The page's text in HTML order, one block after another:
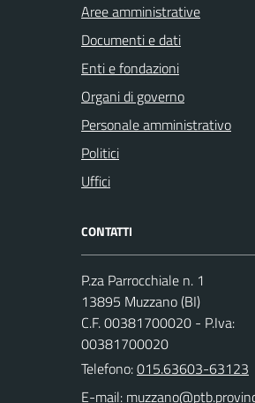
Aree amministrative
Documenti e dati
Enti e fondazioni
Organi di governo
Personale amministrativo
Politici
Uffici
CONTATTI
P.za Parrocchiale n. 1
13895 Muzzano (BI)
C.F. 00381700020 - P.Iva:
00381700020
Telefono:015.63603-63123
E-mail: